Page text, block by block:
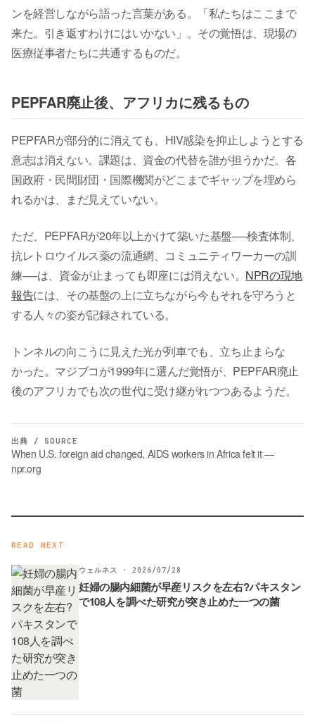
ンを経営しながら語った言葉がある。「私たちはここまで
来た。引き返すわけにはいかない」。その覚悟は、現場の
医療従事者たちに共通するものだ。
PEPFAR廃止後、アフリカに残るもの
PEPFARが部分的に消えても、HIV感染を抑止しようとする
意志は消えない。課題は、資金の代替を誰が担うかだ。各
国政府・民間財団・国際機関がどこまでギャップを埋めら
れるかは、まだ見えていない。
ただ、PEPFARが20年以上かけて築いた基盤──検査体制、
抗レトロウイルス薬の流通網、コミュニティワーカーの訓
練──は、資金が止まっても即座には消えない。 NPRの現地
報告には、その基盤の上に立ちながら今もそれを守ろうと
する人々の姿が記録されている。
トンネルの向こうに見えた光が列車でも、立ち止まらな
かった。マジブコが1999年に選んだ覚悟が、PEPFAR廃止
後のアフリカでも次の世代に受け継がれつつあるようだ。
出典 / SOURCE
When U.S. foreign aid changed, AIDS workers in Africa felt it —
npr.org
READ NEXT
ウェルネス · 2026/07/28
妊婦の腸内細菌が早産リスクを左右?パキスタン
で108人を調べた研究が突き止めた一つの菌